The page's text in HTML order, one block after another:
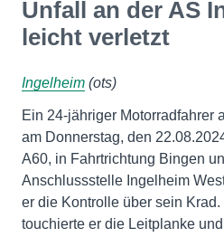
Unfall an der AS
leicht verletzt
Ingelheim (ots)
Ein 24-jähriger Motorradfahrer
am Donnerstag, den
A60, in Fahrtrichtung Bingen
Anschlussstelle Ingelheim
er die Kontrolle über sein
touchierte er die Leitplanke